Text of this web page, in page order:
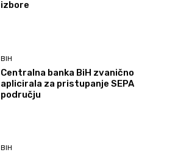
izbore
BIH
Centralna banka BiH zvanično
aplicirala za pristupanje SEPA
području
BIH